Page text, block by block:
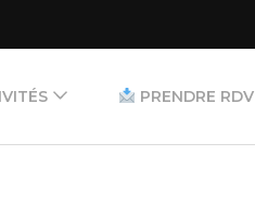
PRENDRE RDV